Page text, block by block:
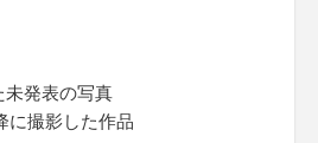
未発表の写真
に撮影した作品